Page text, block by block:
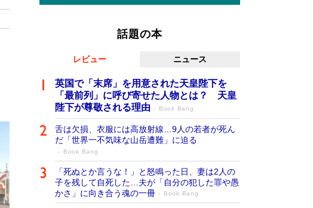
話題の本
レビュー ニュース
英国で「末席」を用意された天皇陛下を
「最前列」に呼び寄せた人物とは？ 天皇
陛下が尊敬される理由
Book Bang
舌は欠損、衣服には高放射線…9人の若者が死ん
だ「世界一不気味な山岳遭難」に迫る
Book Bang
「死ぬとか言うな！」と怒鳴った日、妻は2人の
子を残して自死した…夫が「自分の犯した罪や愚
かさ」に向き合う魂の一冊
Book Bang